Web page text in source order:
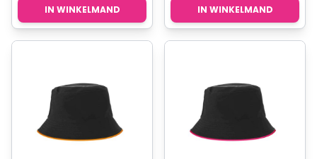
IN WINKELMAND IN WINKELMAND